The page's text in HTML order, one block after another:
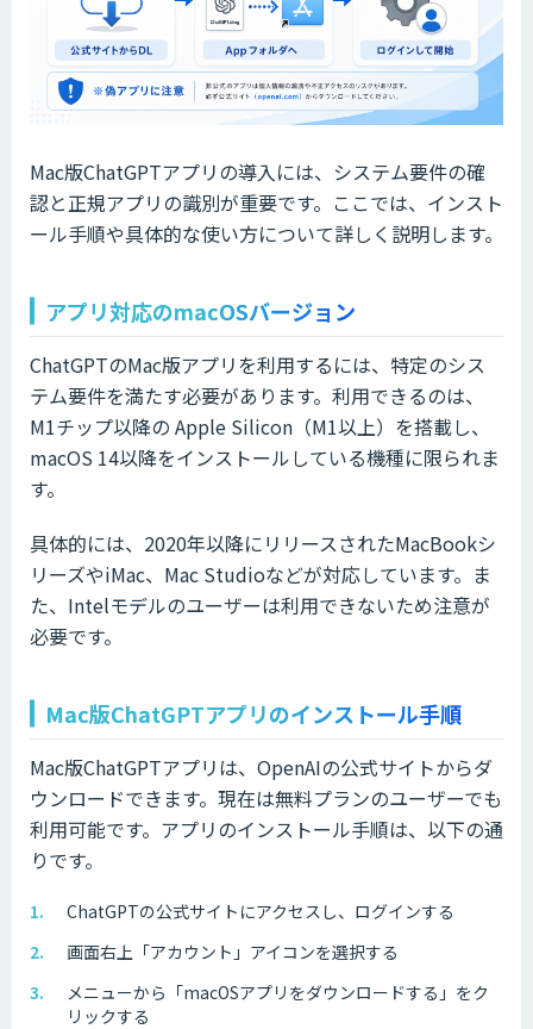
Mac版ChatGPTアプリの導入には、システム要件の確
認と正規アプリの識別が重要です。ここでは、インスト
ール手順や具体的な使い方について詳しく説明します。
アプリ対応のmacOSバージョン
ChatGPTのMac版アプリを利用するには、特定のシス
テム要件を満たす必要があります。利用できるのは、
M1チップ以降の Apple Silicon（M1以上）を搭載し、
macOS 14以降をインストールしている機種に限られま
す。
具体的には、2020年以降にリリースされたMacBookシ
リーズやiMac、Mac Studioなどが対応しています。ま
た、Intelモデルのユーザーは利用できないため注意が
必要です。
Mac版ChatGPTアプリのインストール手順
Mac版ChatGPTアプリは、OpenAIの公式サイトからダ
ウンロードできます。現在は無料プランのユーザーでも
利用可能です。アプリのインストール手順は、以下の通
りです。
ChatGPTの公式サイトにアクセスし、ログインする
画面右上「アカウント」アイコンを選択する
メニューから「macOSアプリをダウンロードする」をク
リックする